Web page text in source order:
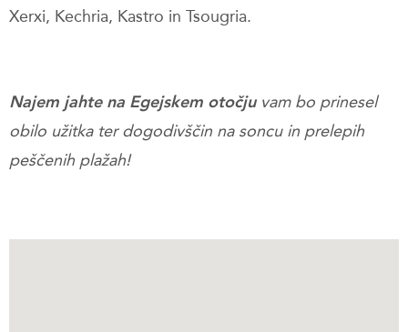
Xerxi, Kechria, Kastro in Tsougria.
Najem jahte na Egejskem otočju vam bo prinesel
obilo užitka ter dogodivščin na soncu in prelepih
peščenih plažah!